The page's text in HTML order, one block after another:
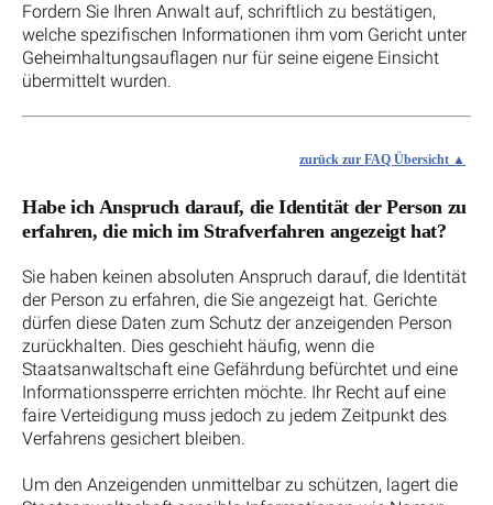
Fordern Sie Ihren Anwalt auf, schriftlich zu bestätigen,
welche spezifischen Informationen ihm vom Gericht unter
Geheimhaltungsauflagen nur für seine eigene Einsicht
übermittelt wurden.
zurück zur FAQ Übersicht
Habe ich Anspruch darauf, die Identität der Person zu
erfahren, die mich im Strafverfahren angezeigt hat?
Sie haben keinen absoluten Anspruch darauf, die Identität
der Person zu erfahren, die Sie angezeigt hat. Gerichte
dürfen diese Daten zum Schutz der anzeigenden Person
zurückhalten. Dies geschieht häufig, wenn die
Staatsanwaltschaft eine Gefährdung befürchtet und eine
Informationssperre errichten möchte. Ihr Recht auf eine
faire Verteidigung muss jedoch zu jedem Zeitpunkt des
Verfahrens gesichert bleiben.
Um den Anzeigenden unmittelbar zu schützen, lagert die